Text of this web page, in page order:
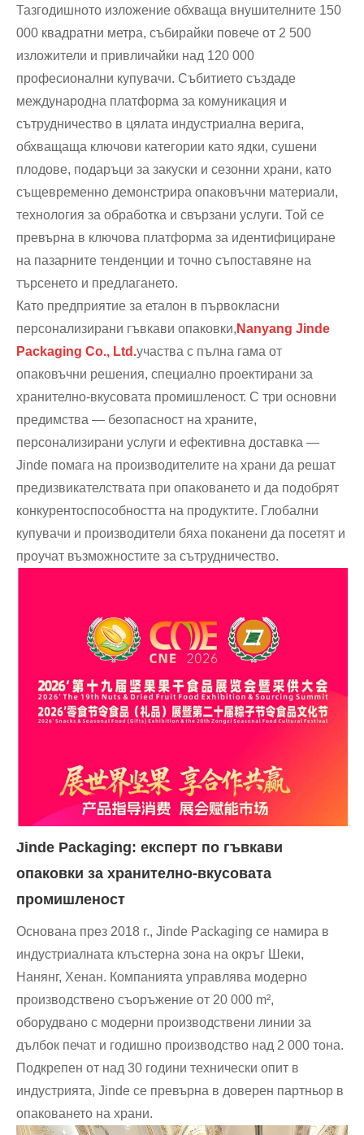
Тазгодишното изложение обхваща внушителните 150
000 квадратни метра, събирайки повече от 2 500
изложители и привличайки над 120 000
професионални купувачи. Събитието създаде
международна платформа за комуникация и
сътрудничество в цялата индустриална верига,
обхващаща ключови категории като ядки, сушени
плодове, подаръци за закуски и сезонни храни, като
същевременно демонстрира опаковъчни материали,
технология за обработка и свързани услуги. Той се
превърна в ключова платформа за идентифициране
на пазарните тенденции и точно съпоставяне на
търсенето и предлагането.
Като предприятие за еталон в първокласни
персонализирани гъвкави опаковки, Nanyang Jinde
Packaging Co., Ltd.участва с пълна гама от
опаковъчни решения, специално проектирани за
хранително-вкусовата промишленост. С три основни
предимства — безопасност на храните,
персонализирани услуги и ефективна доставка —
Jinde помага на производителите на храни да решат
предизвикателствата при опаковането и да подобрят
конкурентоспособността на продуктите. Глобални
купувачи и производители бяха поканени да посетят и
проучат възможностите за сътрудничество.
Jinde Packaging: експерт по гъвкави
опаковки за хранително-вкусовата
промишленост
Основана през 2018 г., Jinde Packaging се намира в
индустриалната клъстерна зона на окръг Шеки,
Нанянг, Хенан. Компанията управлява модерно
производствено съоръжение от 20 000 m²,
оборудвано с модерни производствени линии за
дълбок печат и годишно производство над 2 000 тона.
Подкрепен от над 30 години технически опит в
индустрията, Jinde се превърна в доверен партньор в
опаковането на храни.